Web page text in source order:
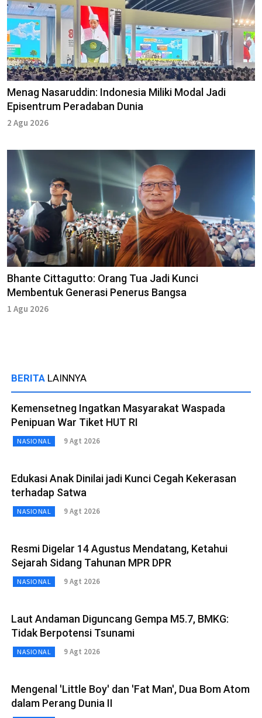
Menag Nasaruddin: Indonesia Miliki Modal Jadi
Episentrum Peradaban Dunia
2 Agu 2026
Bhante Cittagutto: Orang Tua Jadi Kunci
Membentuk Generasi Penerus Bangsa
1 Agu 2026
BERITA LAINNYA
Kemensetneg Ingatkan Masyarakat Waspada
Penipuan War Tiket HUT RI
NASIONAL 9 Agt 2026
Edukasi Anak Dinilai jadi Kunci Cegah Kekerasan
terhadap Satwa
NASIONAL 9 Agt 2026
Resmi Digelar 14 Agustus Mendatang, Ketahui
Sejarah Sidang Tahunan MPR DPR
NASIONAL 9 Agt 2026
Laut Andaman Diguncang Gempa M5.7, BMKG:
Tidak Berpotensi Tsunami
NASIONAL 9 Agt 2026
Mengenal 'Little Boy' dan 'Fat Man', Dua Bom Atom
dalam Perang Dunia II